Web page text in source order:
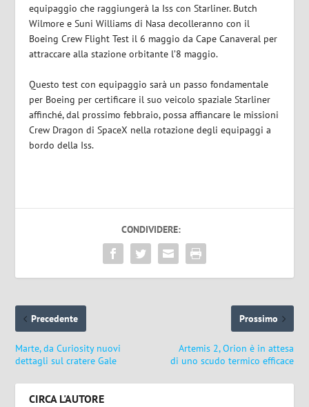
equipaggio che raggiungerà la Iss con Starliner. Butch
Wilmore e Suni Williams di Nasa decolleranno con il
Boeing Crew Flight Test il 6 maggio da Cape Canaveral per
attraccare alla stazione orbitante l’8 maggio.
Questo test con equipaggio sarà un passo fondamentale
per Boeing per certificare il suo veicolo spaziale Starliner
affinché, dal prossimo febbraio, possa affiancare le missioni
Crew Dragon di SpaceX nella rotazione degli equipaggi a
bordo della Iss.
CONDIVIDERE:
Precedente
Marte, da Curiosity nuovi
dettagli sul cratere Gale
Prossimo
Artemis 2, Orion è in attesa
di uno scudo termico efficace
CIRCA L'AUTORE